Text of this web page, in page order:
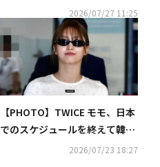
ルな表情に注目…明日発売
2026/07/27 11:25
【PHOTO】TWICE モモ、日本
でのスケジュールを終えて韓国
に到着（動画あり）2026/07/23 18:27